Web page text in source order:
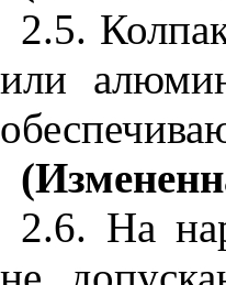
2.5.
или
2.6. На